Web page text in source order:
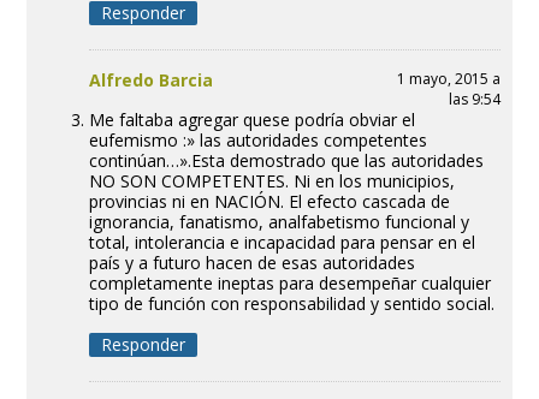
Responder
Alfredo Barcia
1 mayo, 2015 a
las 9:54
Me faltaba agregar quese podría obviar el
eufemismo :» las autoridades competentes
continúan…».Esta demostrado que las autoridades
NO SON COMPETENTES. Ni en los municipios,
provincias ni en NACIÓN. El efecto cascada de
ignorancia, fanatismo, analfabetismo funcional y
total, intolerancia e incapacidad para pensar en el
país y a futuro hacen de esas autoridades
completamente ineptas para desempeñar cualquier
tipo de función con responsabilidad y sentido social.
Responder